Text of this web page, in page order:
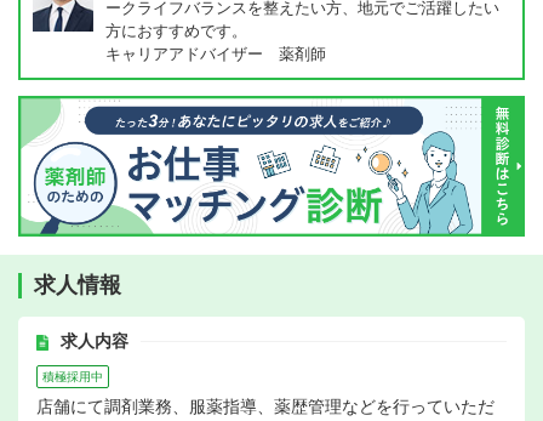
ークライフバランスを整えたい方、地元でご活躍したい
方におすすめです。
キャリアアドバイザー 薬剤師
求人情報
求人内容
積極採用中
店舗にて調剤業務、服薬指導、薬歴管理などを行っていただ